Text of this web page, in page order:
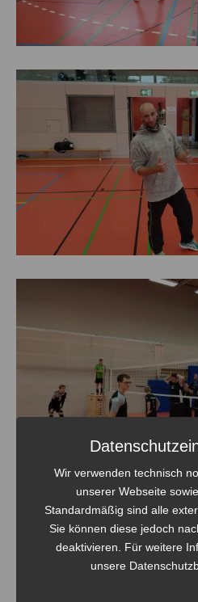
Wir verwenden technisch
unserer Webseite
Standardmäßig sind alle
Sie können diese jedoch
deaktivieren. Für weitere
unsere